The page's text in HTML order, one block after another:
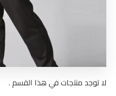
لا توجد منتجات في هذا القسم .